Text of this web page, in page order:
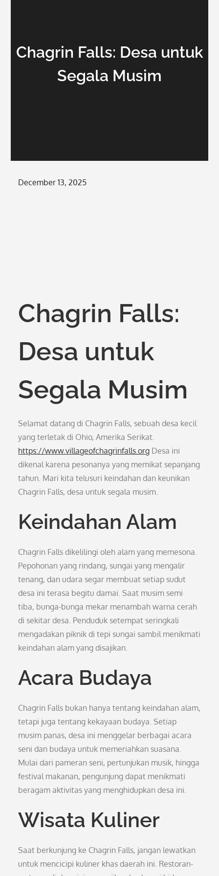
Chagrin Falls: Desa untuk
Segala Musim
Posted
December 13, 2025
Chagrin Falls:
Desa untuk
Segala Musim
Selamat datang di Chagrin Falls, sebuah desa kecil
yang terletak di Ohio, Amerika Serikat.
https://www.villageofchagrinfalls.org Desa ini
dikenal karena pesonanya yang memikat sepanjang
tahun. Mari kita telusuri keindahan dan keunikan
Chagrin Falls, desa untuk segala musim.
Keindahan Alam
Chagrin Falls dikelilingi oleh alam yang memesona.
Pepohonan yang rindang, sungai yang mengalir
tenang, dan udara segar membuat setiap sudut
desa ini terasa begitu damai. Saat musim semi
tiba, bunga-bunga mekar menambah warna cerah
di sekitar desa. Penduduk setempat seringkali
mengadakan piknik di tepi sungai sambil menikmati
keindahan alam yang disajikan.
Acara Budaya
Chagrin Falls bukan hanya tentang keindahan alam,
tetapi juga tentang kekayaan budaya. Setiap
musim panas, desa ini menggelar berbagai acara
seni dan budaya untuk memeriahkan suasana.
Mulai dari pameran seni, pertunjukan musik, hingga
festival makanan, pengunjung dapat menikmati
beragam aktivitas yang menghidupkan desa ini.
Wisata Kuliner
Saat berkunjung ke Chagrin Falls, jangan lewatkan
untuk mencicipi kuliner khas daerah ini. Restoran-